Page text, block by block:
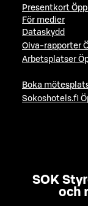
Presentkort
För medier
Dataskydd
Oiva-rapporter
Arbetsplatser
Boka
Sokoshotels.fi
SOK
och